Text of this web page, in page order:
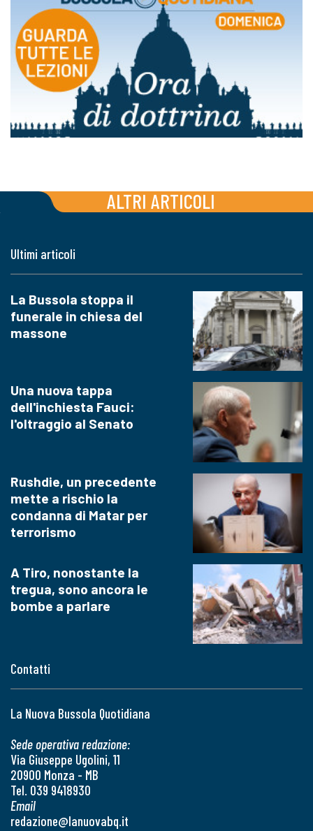
ALTRI ARTICOLI
Contatti
La Nuova Bussola Quotidiana
Sede operativa redazione:
Via Giuseppe Ugolini, 11
20900 Monza - MB
Tel. 039 9418930
Email
redazione@lanuovabq.it
Ultimi articoli
La Bussola stoppa il
funerale in chiesa del
massone
Una nuova tappa
dell'inchiesta Fauci:
l'oltraggio al Senato
Rushdie, un precedente
mette a rischio la
condanna di Matar per
terrorismo
A Tiro, nonostante la
tregua, sono ancora le
bombe a parlare